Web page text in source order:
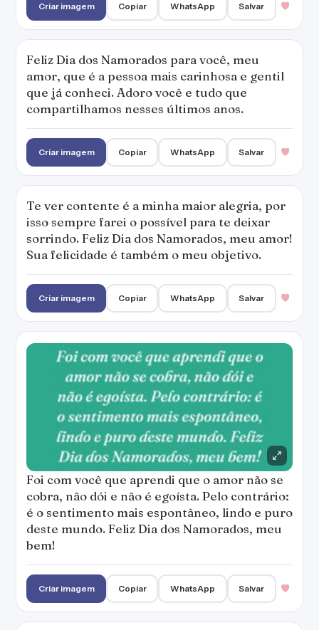
Criar imagem Copiar WhatsApp Salvar
Feliz Dia dos Namorados para você, meu
amor, que é a pessoa mais carinhosa e gentil
que já conheci. Adoro você e tudo que
compartilhamos nesses últimos anos.
Criar imagem Copiar WhatsApp Salvar
Te ver contente é a minha maior alegria, por
isso sempre farei o possível para te deixar
sorrindo. Feliz Dia dos Namorados, meu amor!
Sua felicidade é também o meu objetivo.
Criar imagem Copiar WhatsApp Salvar
Foi com você que aprendi que o amor não se
cobra, não dói e não é egoísta. Pelo contrário:
é o sentimento mais espontâneo, lindo e puro
deste mundo. Feliz Dia dos Namorados, meu
bem!
Criar imagem Copiar WhatsApp Salvar